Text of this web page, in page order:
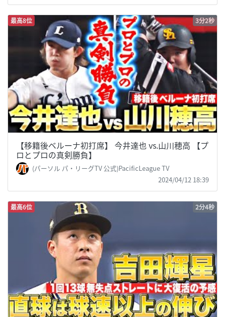
最高8位 3分2秒
【移籍後ベルーナ初打席】 今井達也 vs.山川穂高 【プ
ロとプロの真剣勝負】
(パーソル パ・リーグTV 公式)PacificLeague TV
2024/04/12 18:39
最高6位 2分4秒